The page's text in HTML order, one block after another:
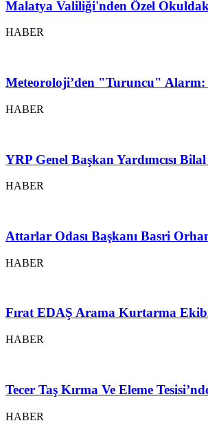
Malatya Valiliği'nden Özel
HABER
Meteoroloji’den "Turuncu" Alarm:
HABER
YRP Genel Başkan Yardımcısı
HABER
Attarlar Odası Başkanı Basri
HABER
Fırat EDAŞ Arama Kurtarma
HABER
Tecer Taş Kırma Ve Eleme
HABER